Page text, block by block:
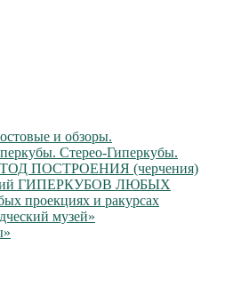
и обзоры.
Стерео-Гиперкубы.
ПОСТРОЕНИЯ (черчения)
ГИПЕРКУБОВ ЛЮБЫХ
проекциях и ракурсах
музей»